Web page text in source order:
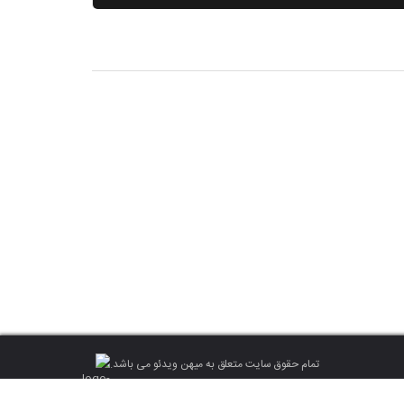
تمام حقوق سایت متعلق به میهن ویدئو می باشد.